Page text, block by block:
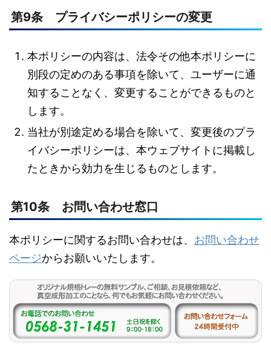
第9条 プライバシーポリシーの変更
本ポリシーの内容は、法令その他本ポリシーに
別段の定めのある事項を除いて、ユーザーに通
知することなく、変更することができるものと
します。
当社が別途定める場合を除いて、変更後のプラ
イバシーポリシーは、本ウェブサイトに掲載し
たときから効力を生じるものとします。
第10条 お問い合わせ窓口
本ポリシーに関するお問い合わせは、 お問い合わせ
ページからお願いいたします。